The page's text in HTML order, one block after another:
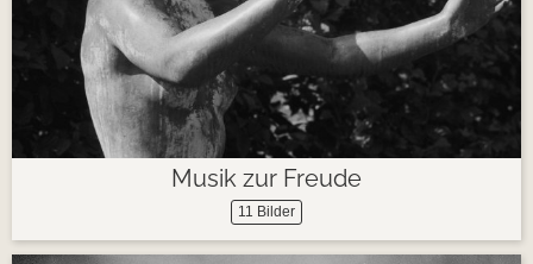
Musik zur Freude
11 Bilder